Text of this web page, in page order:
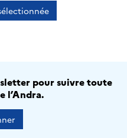
pour suivre toute
l’Andra.